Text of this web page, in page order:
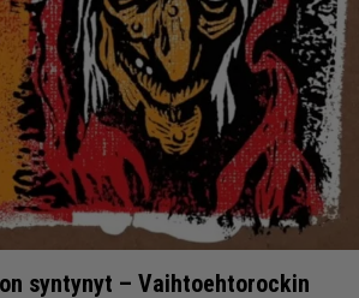
syntynyt – Vaihtoehtorockin